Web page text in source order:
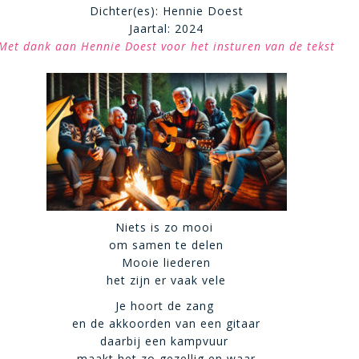
Dichter(es): Hennie Doest
Jaartal: 2024
dank aan Hennie Doest voor het insturen van de tekst
Niets is zo mooi
om samen te delen
Mooie liederen
het zijn er vaak vele
Je hoort de zang
en de akkoorden van een gitaar
daarbij een kampvuur